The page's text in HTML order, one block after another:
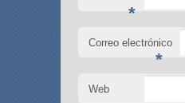
*
Correo electrónico
*
Web